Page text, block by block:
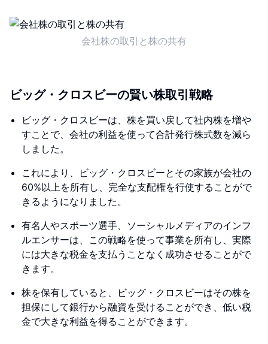
会社株の取引と株の共有
ビッグ・クロスビーの賢い株取引戦略
ビッグ・クロスビーは、株を買い戻して社内株を増や
すことで、会社の利益を使って合計発行株式数を減ら
しました。
これにより、ビッグ・クロスビーとその家族が会社の
60%以上を所有し、完全な支配権を行使することがで
きるようになりました。
有名人やスポーツ選手、ソーシャルメディアのインフ
ルエンサーは、この戦略を使って事業を所有し、実際
には大きな税金を支払うことなく成功させることがで
きます。
株を保有していると、ビッグ・クロスビーはその株を
担保にして銀行から融資を受けることができ、低い税
金で大きな利益を得ることができます。